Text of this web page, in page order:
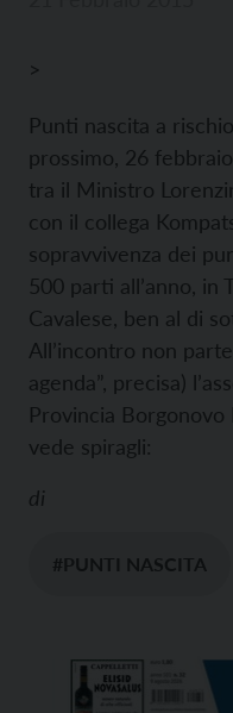
>
Punti nascita a
prossimo, 26
tra il Ministro
con il collega
sopravvivenza dei
500 parti all’anno, in
Cavalese, ben al di
All’incontro non
agenda”, precisa)
Provincia
vede spiragli:
di
#PUNTI NASCITA